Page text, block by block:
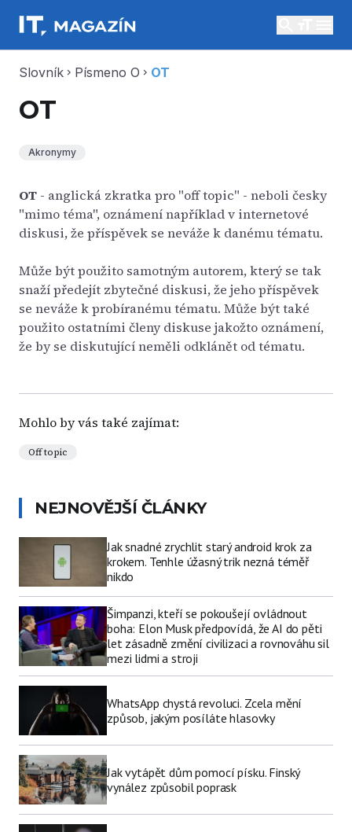
Slovník chevron_right Písmeno O chevron_right OT
OT
Akronymy
OT - anglická zkratka pro "off topic" - neboli česky
"mimo téma", oznámení například v internetové
diskusi, že příspěvek se neváže k danému tématu.
Může být použito samotným autorem, který se tak
snaží předejít zbytečné diskusi, že jeho příspěvek
se neváže k probíranému tématu. Může být také
použito ostatními členy diskuse jakožto oznámení,
že by se diskutující neměli odklánět od tématu.
Mohlo by vás také zajímat:
Off topic
NEJNOVĚJŠÍ ČLÁNKY
Jak snadné zrychlit starý android krok za
krokem. Tenhle úžasný trik nezná téměř
nikdo
Šimpanzi, kteří se pokoušejí ovládnout
boha: Elon Musk předpovídá, že AI do pěti
let zásadně změní civilizaci a rovnováhu sil
mezi lidmi a stroji
WhatsApp chystá revoluci. Zcela mění
způsob, jakým posíláte hlasovky
Jak vytápět dům pomocí písku. Finský
vynález způsobil poprask